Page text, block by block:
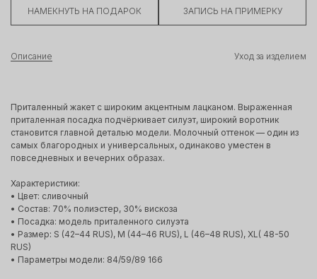
НАМЕКНУТЬ НА ПОДАРОК ЗАПИСЬ НА ПРИМЕРКУ
Описание Уход за изделием
Приталенный жакет с широким акцентным лацканом. Выраженная
приталенная посадка подчёркивает силуэт, широкий воротник
становится главной деталью модели. Молочный оттенок — один из
самых благородных и универсальных, одинаково уместен в
повседневных и вечерних образах.
Характеристики:
• Цвет: сливочный
• Состав: 70% полиэстер, 30% вискоза
• Посадка: модель приталенного силуэта
• Размер: S (42–44 RUS), M (44–46 RUS), L (46–48 RUS), XL( 48-50
RUS)
• Параметры модели: 84/59/89 166